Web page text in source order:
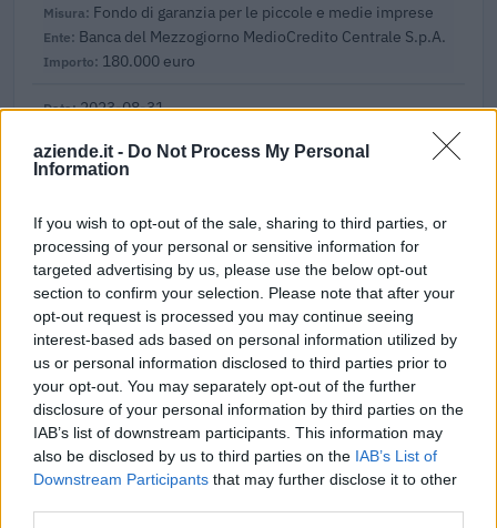
aziende.it - Do Not Process My Personal
Information
If you wish to opt-out of the sale, sharing to third parties, or
processing of your personal or sensitive information for
targeted advertising by us, please use the below opt-out
section to confirm your selection. Please note that after your
opt-out request is processed you may continue seeing
interest-based ads based on personal information utilized by
us or personal information disclosed to third parties prior to
your opt-out. You may separately opt-out of the further
disclosure of your personal information by third parties on the
IAB’s list of downstream participants. This information may
also be disclosed by us to third parties on the IAB’s List of
Downstream Participants that may further disclose it to other
Fondo di garanzia per le piccole e medie imprese
Banca del Mezzogiorno MedioCredito Centrale S.p.A.
180.000 euro
2023-08-31
Bando per l’erogazione di contributi rivolti ai datori
di lavoro
Agenzia Piemonte Lavoro
2023-03-29
esenzioni fiscali e crediti d'imposta adottati a
seguito della crisi economica causata dall'epidemia di
COVID-19 [con mo
agenzia delle entrate
2.666 euro
2022-04-20
COVID-19: Fondo di garanzia PMI - Modifica
SA.56966, SA.57625, SA.59655
Banca del Mezzogiorno MedioCredito Centrale S.p.A.
400.959 euro